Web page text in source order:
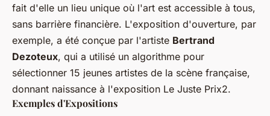
fait d'elle un lieu unique où l'art est accessible à tous,
sans barrière financière. L'exposition d'ouverture, par
exemple, a été conçue par l'artiste Bertrand
Dezoteux, qui a utilisé un algorithme pour
sélectionner 15 jeunes artistes de la scène française,
donnant naissance à l'exposition Le Juste Prix2.
Exemples d'Expositions